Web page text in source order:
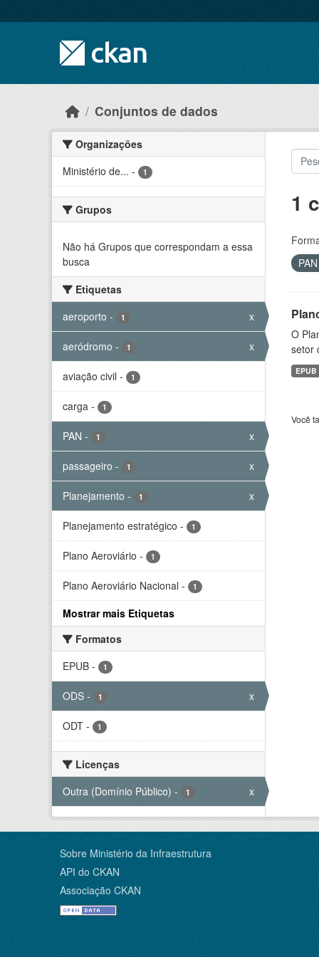
Conjuntos de dados
Organizações
Ministério de... - 1
Grupos
Não há Grupos que correspondam a essa
busca
Etiquetas
aeroporto - 1 x
aeródromo - 1 x
aviação civil - 1
carga - 1
PAN - 1 x
passageiro - 1 x
Planejamento - 1 x
Planejamento estratégico - 1
Plano Aeroviário - 1
Plano Aeroviário Nacional - 1
Mostrar mais Etiquetas
Formatos
EPUB - 1
ODS - 1 x
ODT - 1
Licenças
Outra (Domínio Público) - 1 x
1
O
setor
EPUB
Você
Sobre Ministério da Infraestrutura
API do CKAN
Associação CKAN